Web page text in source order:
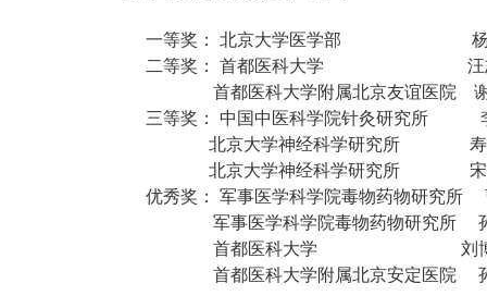
一等奖： 北京大学医学部
二等奖： 首都医科大学
首都医科大学附属北京友谊医院
三等奖： 中国中医科学院针灸研究所
北京大学神经科学研究所
北京大学神经科学研究所
优秀奖： 军事医学科学院毒物药物研究所
军事医学科学院毒物药物研究所
首都医科大学
刘
首都医科大学附属北京安定医院